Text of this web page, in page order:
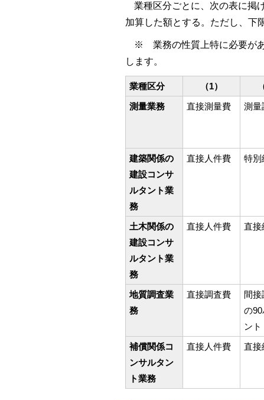
業種区分ごとに、次の表に掲
加算した額とする。ただし、下
※ 業務の性質上特に必要があ
します。
業種区分 （1）
測量業務
直接測量費 測量
建築関係の
建設コンサ
ルタント業
務
直接人件費 特別
土木関係の
建設コンサ
ルタント業
務
直接人件費 直接
地質調査業
務
直接調査費
間接
の
ント
補償関係コ
ンサルタン
ト業務
直接人件費 直接